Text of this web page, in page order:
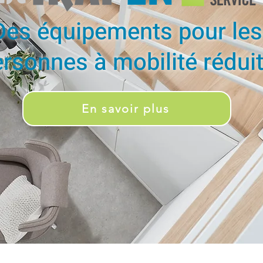
équipements pour les
à mobilité
En savoir plus